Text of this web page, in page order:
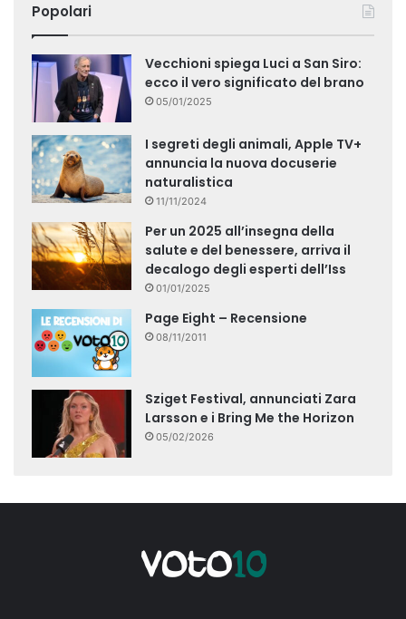
Popolari
Vecchioni spiega Luci a San Siro:
ecco il vero significato del brano
05/01/2025
I segreti degli animali, Apple TV+
annuncia la nuova docuserie
naturalistica
11/11/2024
Per un 2025 all’insegna della
salute e del benessere, arriva il
decalogo degli esperti dell’Iss
01/01/2025
Page Eight – Recensione
08/11/2011
Sziget Festival, annunciati Zara
Larsson e i Bring Me the Horizon
05/02/2026